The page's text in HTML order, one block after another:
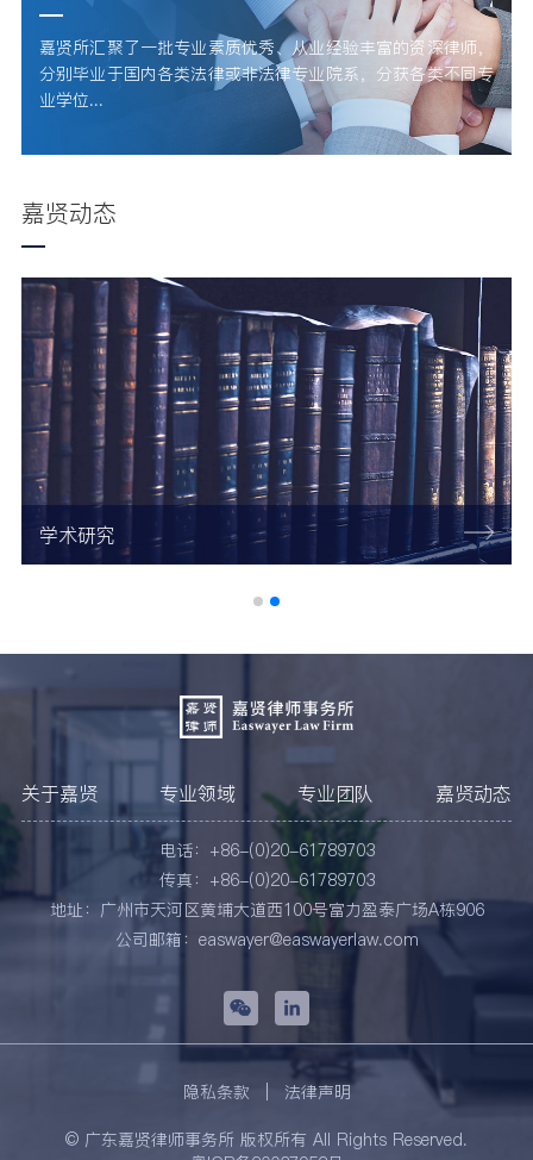
嘉贤所汇聚了一批专业素质优秀、从业经验丰富的资深律师，
分别毕业于国内各类法律或非法律专业院系，分获各类不同专
业学位...
嘉贤动态
学术研究
关于嘉贤 专业领域 专业团队 嘉贤动态
电话：+86-(0)20-61789703
传真：+86-(0)20-61789703
地址：广州市天河区黄埔大道西100号富力盈泰广场A栋906
公司邮箱：easwayer@easwayerlaw.com
隐私条款
法律声明
© 广东嘉贤律师事务所 版权所有 All Rights Reserved.